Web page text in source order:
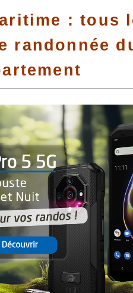
: tous
randonnée